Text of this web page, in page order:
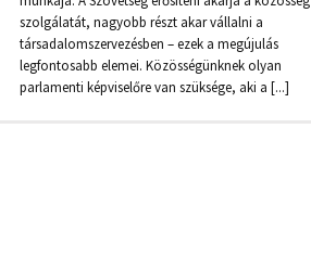
szolgálatát, nagyobb részt akar vállalni a
társadalomszervezésben – ezek a megújulás
legfontosabb elemei. Közösségünknek olyan
parlamenti képviselőre van szüksége, aki a [...]